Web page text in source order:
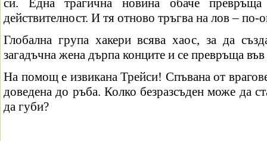
си. Една трагична новина обаче
действителност. И тя отново тръгва на лов – по-
Глобална група хакери всява хаос, за да
загадъчна жена дърпа конците и се превръща
На помощ е извикана Трейси! Спъвана от
доведена до ръба. Колко безразсъден може да
да губи?